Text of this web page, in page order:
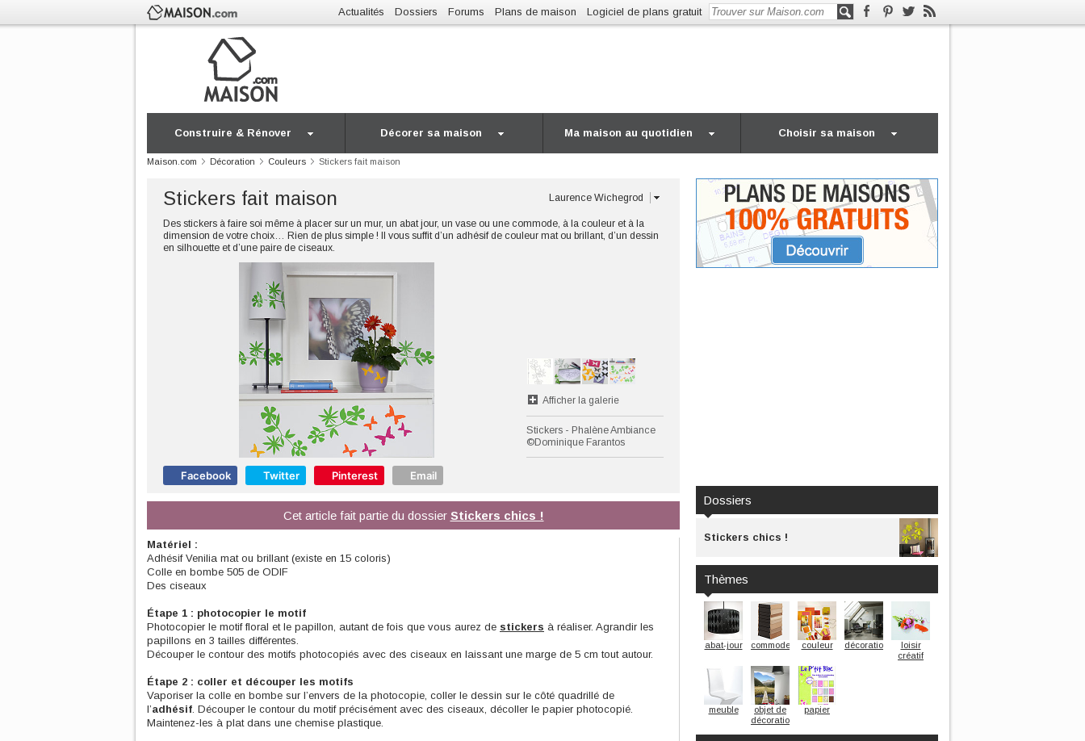
Actualités Dossiers Forums Plans de maison Logiciel de plans gratuit
Construire & Rénover Décorer sa maison Ma maison au quotidien Choisir sa maison
Maison.com Décoration Couleurs Stickers fait maison
Stickers fait maison Laurence Wichegrod
Des stickers à faire soi même à placer sur un mur, un abat jour, un vase ou une commode, à la couleur et à la
dimension de votre choix… Rien de plus simple ! Il vous suffit d’un adhésif de couleur mat ou brillant, d’un dessin
en silhouette et d’une paire de ciseaux.
Afficher la galerie
Stickers - Phalène Ambiance
©Dominique Farantos
Facebook Twitter Pinterest Email
Cet article fait partie du dossier Stickers chics !
Matériel :
Adhésif Venilia mat ou brillant (existe en 15 coloris)
Colle en bombe 505 de ODIF
Des ciseaux
Étape 1 : photocopier le motif
Photocopier le motif floral et le papillon, autant de fois que vous aurez de stickers à réaliser. Agrandir les
papillons en 3 tailles différentes.
Découper le contour des motifs photocopiés avec des ciseaux en laissant une marge de 5 cm tout autour.
Étape 2 : coller et découper les motifs
Vaporiser la colle en bombe sur l’envers de la photocopie, coller le dessin sur le côté quadrillé de
l’adhésif. Découper le contour du motif précisément avec des ciseaux, décoller le papier photocopié.
Maintenez-les à plat dans une chemise plastique.
Dossiers
Stickers chics !
Thèmes
abat-jour commode couleur décoration
loisir
créatif
meuble
objet de
décoration
papier